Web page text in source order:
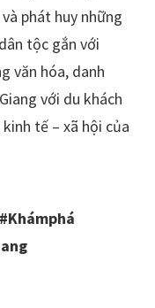
phát huy những
tộc gắn với
văn hóa, danh
với du khách
tế – xã hội của